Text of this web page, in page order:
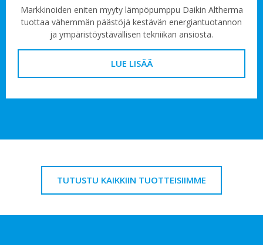
Markkinoiden eniten myyty lämpöpumppu Daikin Altherma
tuottaa vähemmän päästöjä kestävän energiantuotannon
ja ympäristöystävällisen tekniikan ansiosta.
LUE LISÄÄ
TUTUSTU KAIKKIIN TUOTTEISIIMME